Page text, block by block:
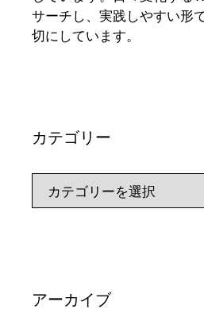
サーチし、実践しやすい形
切にしています。
カテゴリー
アーカイブ